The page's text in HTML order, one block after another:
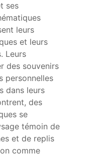
ses
leurs
et leurs
Leurs
des souvenirs
personnelles
dans leurs
des
se
témoin de
et de replis
comme